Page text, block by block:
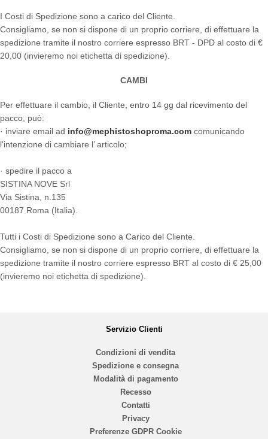
I Costi di Spedizione sono a carico del Cliente.
Consigliamo, se non si dispone di un proprio corriere, di effettuare la
spedizione tramite il nostro corriere espresso BRT - DPD al costo di €
20,00 (invieremo noi etichetta di spedizione).
CAMBI
Per effettuare il cambio, il Cliente, entro 14 gg dal ricevimento del
pacco, può:
· inviare email ad info@mephistoshoproma.com comunicando
l'intenzione di cambiare l’ articolo;
· spedire il pacco a
SISTINA NOVE Srl
Via Sistina, n.135
00187 Roma (Italia).
Tutti i Costi di Spedizione sono a Carico del Cliente.
Consigliamo, se non si dispone di un proprio corriere, di effettuare la
spedizione tramite il nostro corriere espresso BRT al costo di € 25,00
(invieremo noi etichetta di spedizione).
Servizio Clienti
Condizioni di vendita
Spedizione e consegna
Modalità di pagamento
Recesso
Contatti
Privacy
Preferenze GDPR Cookie